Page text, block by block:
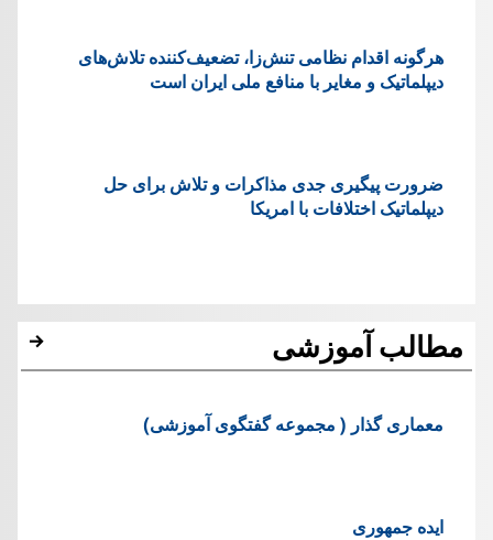
هرگونه اقدام نظامی تنش‌زا، تضعیف‌کننده تلاش‌های
دیپلماتیک و مغایر با منافع ملی ایران است
ضرورت پیگیری جدی مذاکرات و تلاش برای حل
دیپلماتیک اختلافات با امریکا
مطالب آموزشی
معماری گذار ( مجموعه گفتگوی آموزشی)
ایده جمهوری